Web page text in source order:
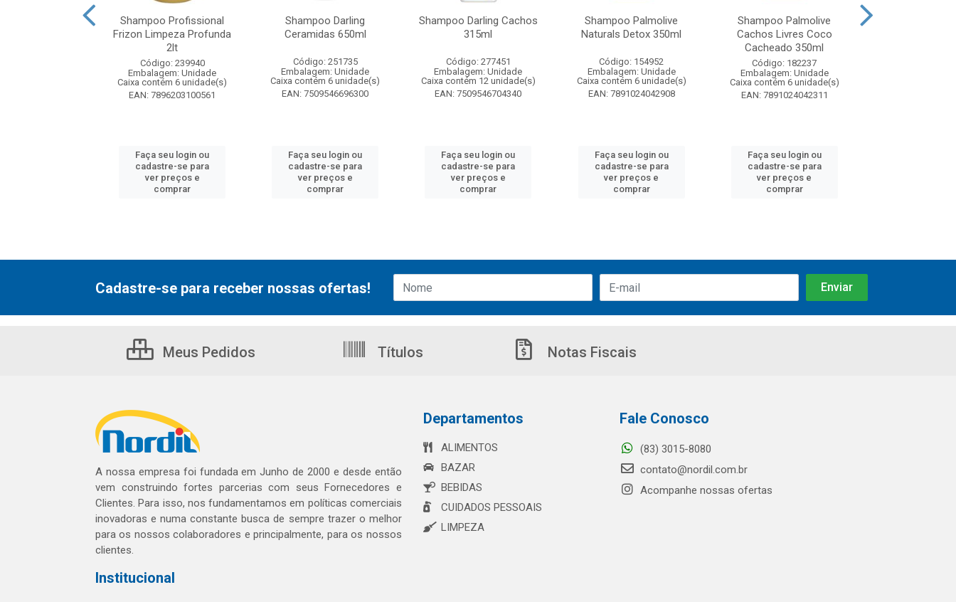
Shampoo Profissional
Frizon Limpeza Profunda
2lt
Código: 239940
Embalagem: Unidade
Caixa contém 6 unidade(s)
EAN: 7896203100561
Faça seu login ou
cadastre-se para
ver preços e
comprar
Shampoo Darling
Ceramidas 650ml
Código: 251735
Embalagem: Unidade
Caixa contém 6 unidade(s)
EAN: 7509546696300
Faça seu login ou
cadastre-se para
ver preços e
comprar
Shampoo Darling Cachos
315ml
Código: 277451
Embalagem: Unidade
Caixa contém 12 unidade(s)
EAN: 7509546704340
Faça seu login ou
cadastre-se para
ver preços e
comprar
Shampoo Palmolive
Naturals Detox 350ml
Código: 154952
Embalagem: Unidade
Caixa contém 6 unidade(s)
EAN: 7891024042908
Faça seu login ou
cadastre-se para
ver preços e
comprar
Shampoo Palmolive
Cachos Livres Coco
Cacheado 350ml
Código: 182237
Embalagem: Unidade
Caixa contém 6 unidade(s)
EAN: 7891024042311
Faça seu login ou
cadastre-se para
ver preços e
comprar
Cadastre-se para receber nossas ofertas!
Meus Pedidos Títulos Notas Fiscais
A nossa empresa foi fundada em Junho de 2000 e desde então
vem construindo fortes parcerias com seus Fornecedores e
Clientes. Para isso, nos fundamentamos em políticas comerciais
inovadoras e numa constante busca de sempre trazer o melhor
para os nossos colaboradores e principalmente, para os nossos
clientes.
Institucional
Departamentos
ALIMENTOS
BAZAR
BEBIDAS
CUIDADOS PESSOAIS
LIMPEZA
Fale Conosco
(83) 3015-8080
contato@nordil.com.br
Acompanhe nossas ofertas